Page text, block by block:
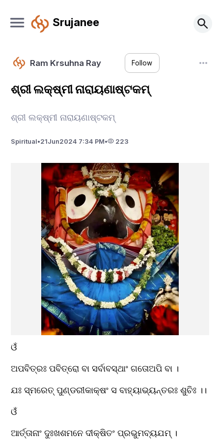
Srujanee
Ram Krsuhna Ray Follow
ଶ୍ରୀ ଲକ୍ଷ୍ମୀ ନାରାୟଣାଷ୍ଟକମ୍
ଶ୍ରୀ ଲକ୍ଷ୍ମୀ ନାରାୟଣାଷ୍ଟକମ୍
Spiritual•21Jun2024 7:34 PM• 223
ଓଁ
ଅପବିତ୍ରଃ ପବିତ୍ରୋ ବା ସର୍ବାବସ୍ଥାଂ ଗତୋଅପି ବା ।
ଯଃ ସ୍ମରେତ୍ ପୁଣ୍ଡରୀକାକ୍ଷଂ ସ ବାହ୍ୟାଭ୍ୟନ୍ତରଃ ଶୁଚିଃ ।।
ଓଁ
ଆର୍ତ୍ତାନାଂ ଦୁଃଖଶମନେ ଦୀକ୍ଷିତଂ ପ୍ରଭୁମବ୍ୟଯମ୍ ।